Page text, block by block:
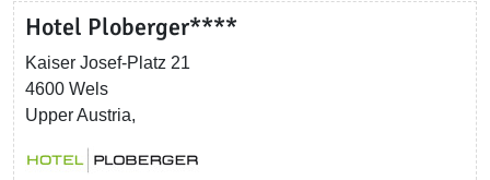
Hotel Ploberger****
Kaiser Josef-Platz 21
4600 Wels
Upper Austria,